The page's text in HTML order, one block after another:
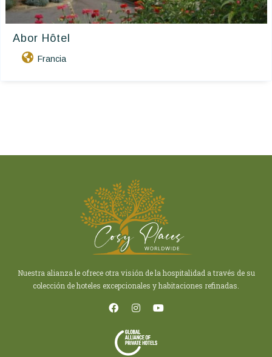
Abor Hôtel
Francia
Nuestra alianza le ofrece otra visión de la hospitalidad a través de su
colección de hoteles excepcionales y habitaciones refinadas.